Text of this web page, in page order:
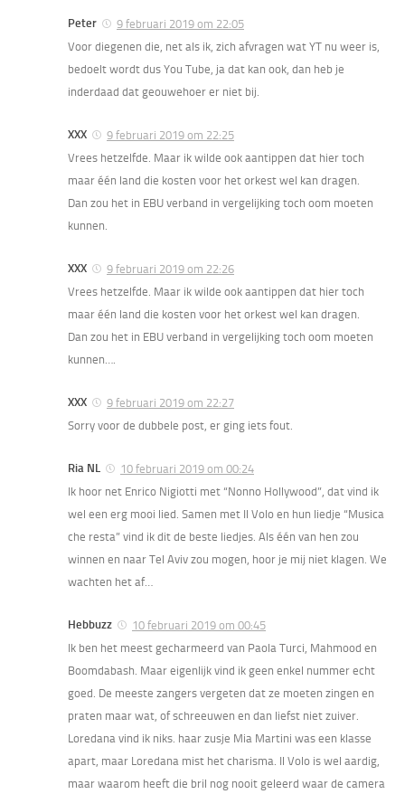
Peter
9 februari 2019 om 22:05
Voor diegenen die, net als ik, zich afvragen wat YT nu weer is,
bedoelt wordt dus You Tube, ja dat kan ook, dan heb je
inderdaad dat geouwehoer er niet bij.
XXX
9 februari 2019 om 22:25
Vrees hetzelfde. Maar ik wilde ook aantippen dat hier toch
maar één land die kosten voor het orkest wel kan dragen.
Dan zou het in EBU verband in vergelijking toch oom moeten
kunnen.
XXX
9 februari 2019 om 22:26
Vrees hetzelfde. Maar ik wilde ook aantippen dat hier toch
maar één land die kosten voor het orkest wel kan dragen.
Dan zou het in EBU verband in vergelijking toch oom moeten
kunnen….
XXX
9 februari 2019 om 22:27
Sorry voor de dubbele post, er ging iets fout.
Ria NL
10 februari 2019 om 00:24
Ik hoor net Enrico Nigiotti met “Nonno Hollywood”, dat vind ik
wel een erg mooi lied. Samen met Il Volo en hun liedje “Musica
che resta” vind ik dit de beste liedjes. Als één van hen zou
winnen en naar Tel Aviv zou mogen, hoor je mij niet klagen. We
wachten het af…
Hebbuzz
10 februari 2019 om 00:45
Ik ben het meest gecharmeerd van Paola Turci, Mahmood en
Boomdabash. Maar eigenlijk vind ik geen enkel nummer echt
goed. De meeste zangers vergeten dat ze moeten zingen en
praten maar wat, of schreeuwen en dan liefst niet zuiver.
Loredana vind ik niks. haar zusje Mia Martini was een klasse
apart, maar Loredana mist het charisma. Il Volo is wel aardig,
maar waarom heeft die bril nog nooit geleerd waar de camera